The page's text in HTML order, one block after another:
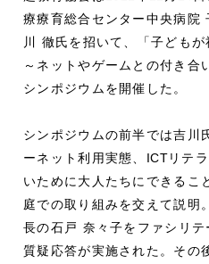
療療育総合センター中央病院
川 徹氏を招いて、「子ども
～ネットやゲームとの付き合
シンポジウムを開催した。
シンポジウムの前半では吉川
ーネット利用実態、 ICTリテ
いために大人たちにできるこ
庭での取り組みを交えて説明
長の石戸 奈々子をファシリ
質疑応答が実施された。その